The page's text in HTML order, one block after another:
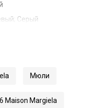
Серый
Мюли
Maison Margiela